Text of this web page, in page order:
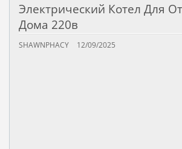
Электрический Котел Для
Дома 220в
SHAWNPHACY 12/09/2025